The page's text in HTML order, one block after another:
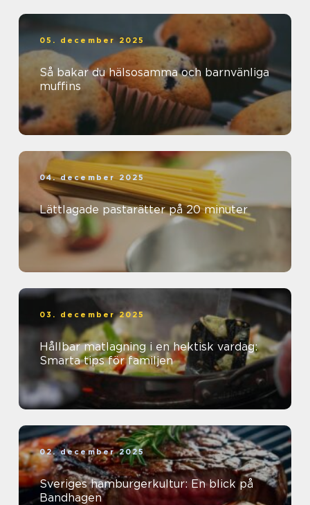
05. december 2025
Så bakar du hälsosamma och barnvänliga
muffins
04. december 2025
Lättlagade pastarätter på 20 minuter
03. december 2025
Hållbar matlagning i en hektisk vardag:
Smarta tips för familjen
02. december 2025
Sveriges hamburgerkultur: En blick på
Bandhagen